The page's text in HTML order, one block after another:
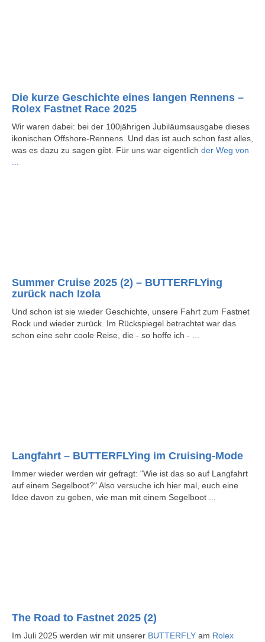
Die kurze Geschichte eines langen Rennens –
Rolex Fastnet Race 2025
Wir waren dabei: bei der 100jährigen Jubiläumsausgabe dieses
ikonischen Offshore-Rennens. Und das ist auch schon fast alles,
was es dazu zu sagen gibt. Für uns war eigentlich der Weg von
Summer Cruise 2025 (2) – BUTTERFLYing
zurück nach Izola
Und schon ist sie wieder Geschichte, unsere Fahrt zum Fastnet
Rock und wieder zurück. Im Rückspiegel betrachtet war das
schon eine sehr coole Reise, die - so hoffe ich - ...
Langfahrt – BUTTERFLYing im Cruising-Mode
Immer wieder werden wir gefragt: "Wie ist das so auf Langfahrt
auf einem Segelboot?" Also versuche ich hier mal, euch eine
Idee davon zu geben, wie man mit einem Segelboot ...
The Road to Fastnet 2025 (2)
Im Juli 2025 werden wir mit unserer BUTTERFLY am Rolex